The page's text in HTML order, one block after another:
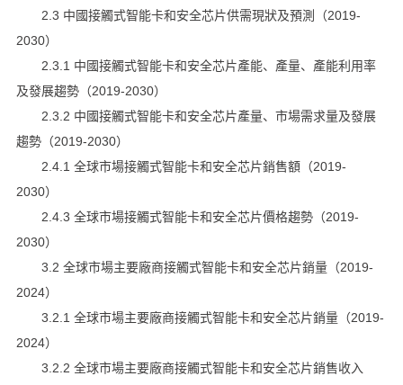
2.3 中國接觸式智能卡和安全芯片供需現狀及預測（2019-
2030）
2.3.1 中國接觸式智能卡和安全芯片產能、產量、產能利用率
及發展趨勢（2019-2030）
2.3.2 中國接觸式智能卡和安全芯片產量、市場需求量及發展
趨勢（2019-2030）
2.4.1 全球市場接觸式智能卡和安全芯片銷售額（2019-
2030）
2.4.3 全球市場接觸式智能卡和安全芯片價格趨勢（2019-
2030）
3.2 全球市場主要廠商接觸式智能卡和安全芯片銷量（2019-
2024）
3.2.1 全球市場主要廠商接觸式智能卡和安全芯片銷量（2019-
2024）
3.2.2 全球市場主要廠商接觸式智能卡和安全芯片銷售收入